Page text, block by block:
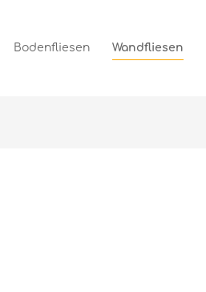
Bodenfliesen Wandfliesen